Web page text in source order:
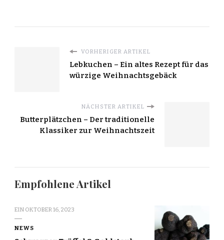
VORHERIGER ARTIKEL
Lebkuchen – Ein altes Rezept für das
würzige Weihnachtsgebäck
NÄCHSTER ARTIKEL
Butterplätzchen – Der traditionelle
Klassiker zur Weihnachtszeit
Empfohlene Artikel
EIN OKTOBER 16, 2023
NEWS